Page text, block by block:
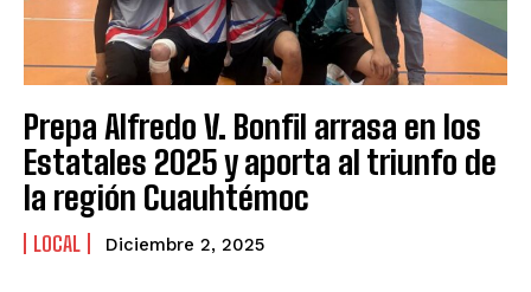
Prepa Alfredo V. Bonfil arrasa en los
Estatales 2025 y aporta al triunfo de
la región Cuauhtémoc
LOCAL Diciembre 2, 2025